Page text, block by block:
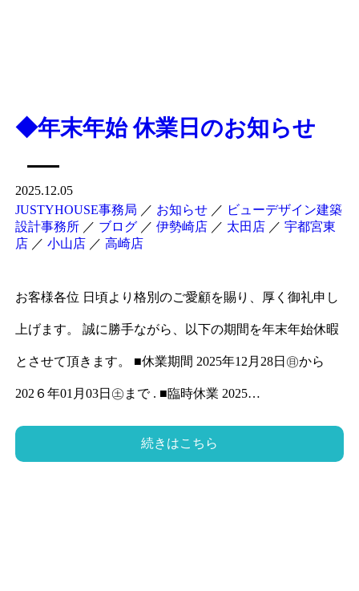
◆年末年始 休業日のお知らせ
2025.12.05
JUSTYHOUSE事務局 ／ お知らせ／ ビューデザイン建築
設計事務所／ ブログ／ 伊勢崎店／ 太田店／ 宇都宮東
店／ 小山店／ 高崎店
お客様各位 日頃より格別のご愛顧を賜り、厚く御礼申し
上げます。 誠に勝手ながら、以下の期間を年末年始休暇
とさせて頂きます。 ■休業期間 2025年12月28日㊐から
202６年01月03日㊏まで . ■臨時休業 2025…
続きはこちら